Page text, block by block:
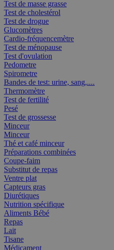
Test de masse grasse
Test de cholestérol
Test de drogue
Glucomètres
Cardio-fréquencemètre
Test de ménopause
Test d'ovulation
Pedometre
Spirometre
Bandes de test: urine, sang,....
Thermomètre
Test de fertilité
Pesé
Test de grossesse
Minceur
Minceur
Thé et café minceur
Préparations combinées
Coupe-faim
Substitut de repas
Ventre plat
Capteurs gras
Diurétiques
Nutrition spécifique
Aliments Bébé
Repas
Lait
Tisane
Médicament